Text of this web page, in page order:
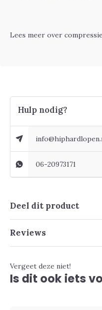
Lees meer over
Hulp nodig?
06-20973171
Deel dit product
Reviews
Vergeet deze niet!
Is dit ook iets